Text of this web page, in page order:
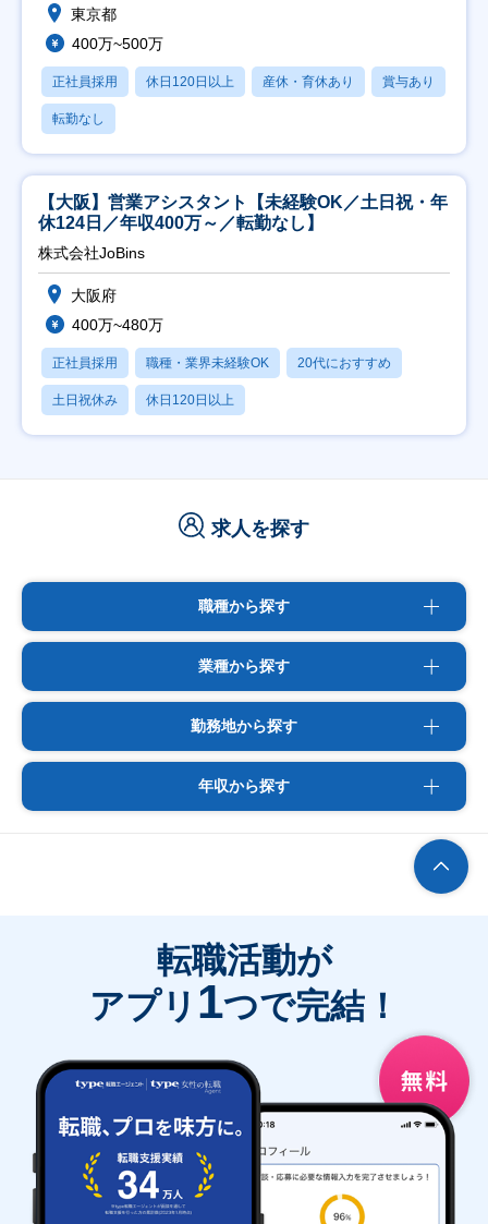
東京都
400万~500万
正社員採用 休日120日以上 産休・育休あり 賞与あり
転勤なし
【大阪】営業アシスタント【未経験OK／土日祝・年
休124日／年収400万～／転勤なし】
株式会社JoBins
大阪府
400万~480万
正社員採用 職種・業界未経験OK 20代におすすめ
土日祝休み 休日120日以上
求人を探す
職種から探す
業種から探す
勤務地から探す
年収から探す
転職活動が
アプリ 1つで完結！